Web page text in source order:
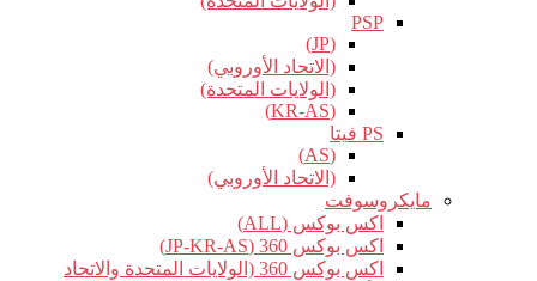
PSP
(JP)
(الاتحاد الأوروبي)
(الولايات المتحدة)
(KR-AS)
PS فيتا
(AS)
(الاتحاد الأوروبي)
مايكروسوفت
اكس بوكس (ALL)
اكس بوكس 360 (JP-KR-AS)
اكس بوكس 360 (الولايات المتحدة والاتحاد